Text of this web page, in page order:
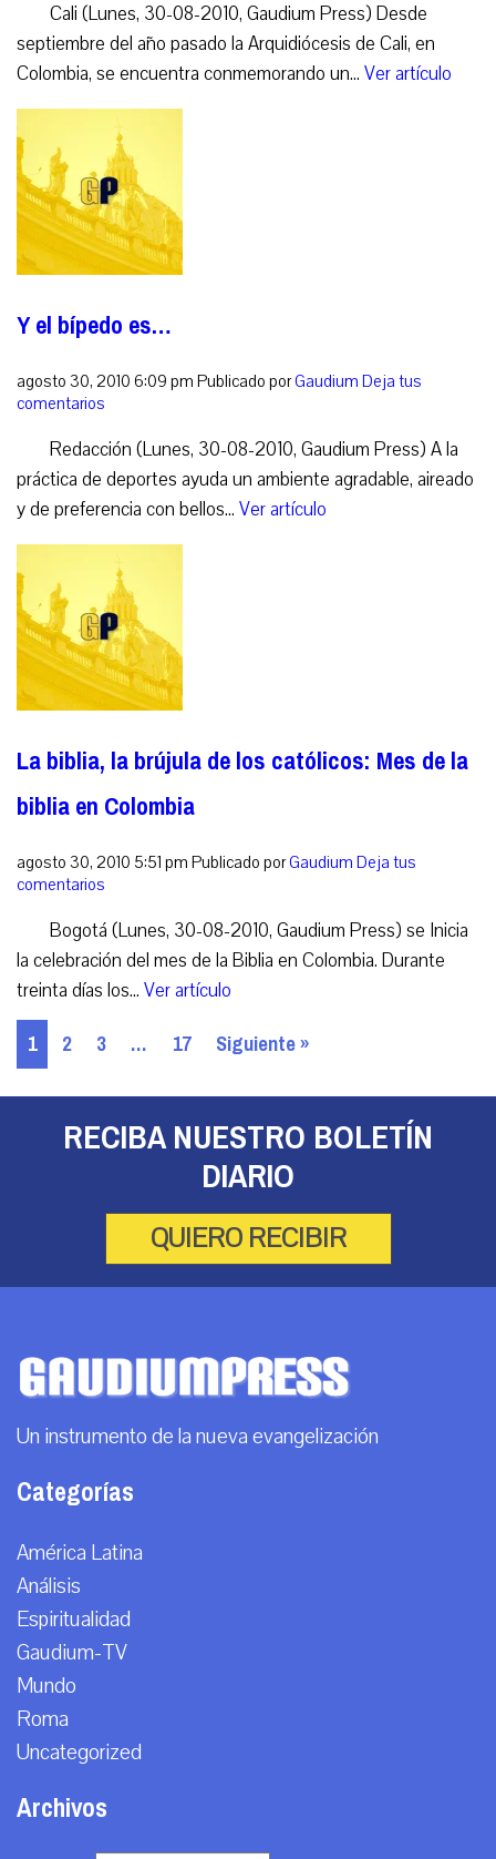
Cali (Lunes, 30-08-2010, Gaudium Press) Desde
septiembre del año pasado la Arquidiócesis de Cali, en
Colombia, se encuentra conmemorando un... Ver artículo
Y el bípedo es…
agosto 30, 2010 6:09 pm Publicado porGaudium Deja tus
comentarios
Redacción (Lunes, 30-08-2010, Gaudium Press) A la
práctica de deportes ayuda un ambiente agradable, aireado
y de preferencia con bellos... Ver artículo
La biblia, la brújula de los católicos: Mes de la
biblia en Colombia
agosto 30, 2010 5:51 pm Publicado porGaudium Deja tus
comentarios
Bogotá (Lunes, 30-08-2010, Gaudium Press) se Inicia
la celebración del mes de la Biblia en Colombia. Durante
treinta días los... Ver artículo
1 2 3 … 17 Siguiente »
RECIBA NUESTRO BOLETÍN
DIARIO
QUIERO RECIBIR
Un instrumento de la nueva evangelización
Categorías
América Latina
Análisis
Espiritualidad
Gaudium-TV
Mundo
Roma
Uncategorized
Archivos